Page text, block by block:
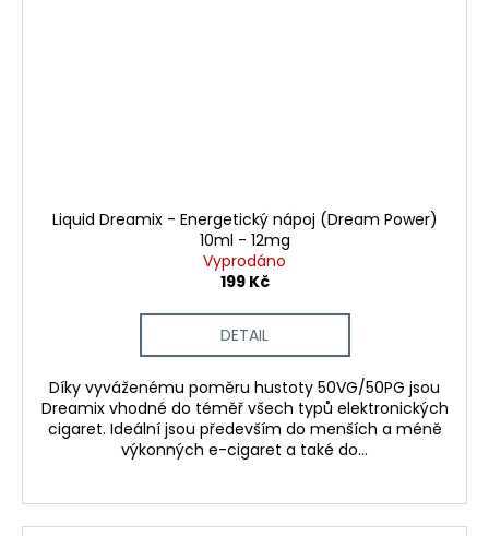
Liquid Dreamix - Energetický nápoj (Dream Power)
10ml - 12mg
Vyprodáno
199 Kč
DETAIL
Díky vyváženému poměru hustoty 50VG/50PG jsou
Dreamix vhodné do téměř všech typů elektronických
cigaret. Ideální jsou především do menších a méně
výkonných e-cigaret a také do...